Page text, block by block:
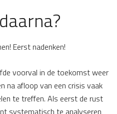
Eerst nadenken!
voorval in de toekomst weer
na afloop van een crisis vaak
te treffen. Als eerst de rust
systematisch te analyseren